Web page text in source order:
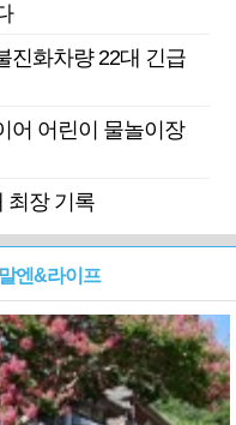
진화차량 22대 긴급
어 어린이 물놀이장
최장 기록
엔&라이프